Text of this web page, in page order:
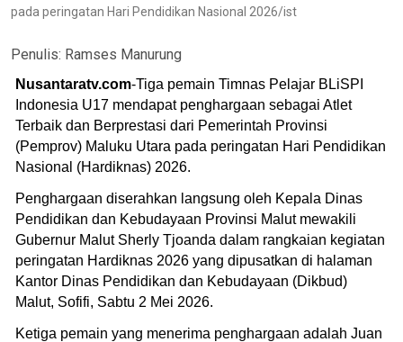
pada peringatan Hari Pendidikan Nasional 2026/ist
Penulis: Ramses Manurung
Nusantaratv.com-Tiga pemain Timnas Pelajar BLiSPI
Indonesia U17 mendapat penghargaan sebagai Atlet
Terbaik dan Berprestasi dari Pemerintah Provinsi
(Pemprov) Maluku Utara pada peringatan Hari Pendidikan
Nasional (Hardiknas) 2026.
Penghargaan diserahkan langsung oleh Kepala Dinas
Pendidikan dan Kebudayaan Provinsi Malut mewakili
Gubernur Malut Sherly Tjoanda dalam rangkaian kegiatan
peringatan Hardiknas 2026 yang dipusatkan di halaman
Kantor Dinas Pendidikan dan Kebudayaan (Dikbud)
Malut, Sofifi, Sabtu 2 Mei 2026.
Ketiga pemain yang menerima penghargaan adalah Juan